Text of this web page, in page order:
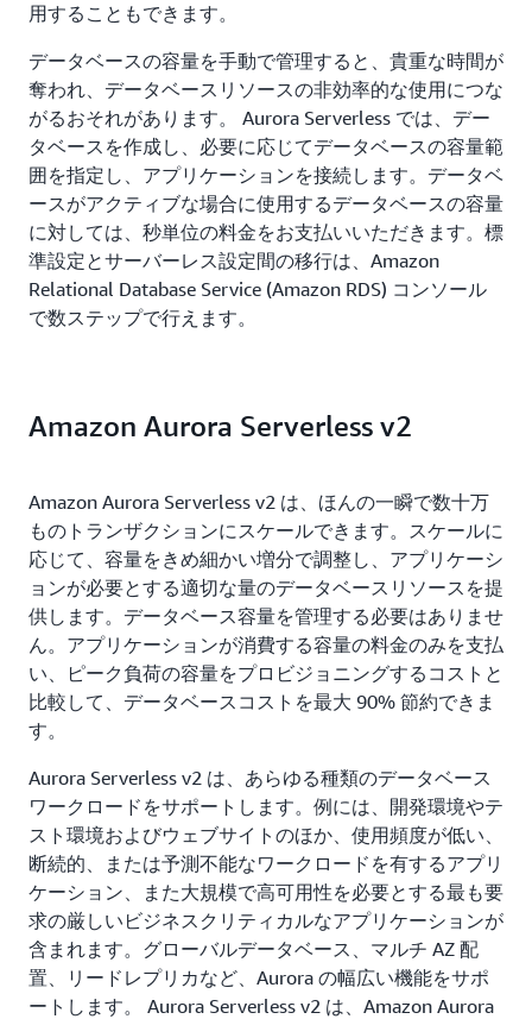
用することもできます。
データベースの容量を手動で管理すると、貴重な時間が
奪われ、データベースリソースの非効率的な使用につな
がるおそれがあります。 Aurora Serverless では、デー
タベースを作成し、必要に応じてデータベースの容量範
囲を指定し、アプリケーションを接続します。データベ
ースがアクティブな場合に使用するデータベースの容量
に対しては、秒単位の料金をお支払いいただきます。標
準設定とサーバーレス設定間の移行は、Amazon
Relational Database Service (Amazon RDS) コンソール
で数ステップで行えます。
Amazon Aurora Serverless v2
Amazon Aurora Serverless v2 は、ほんの一瞬で数十万
ものトランザクションにスケールできます。スケールに
応じて、容量をきめ細かい増分で調整し、アプリケーシ
ョンが必要とする適切な量のデータベースリソースを提
供します。データベース容量を管理する必要はありませ
ん。アプリケーションが消費する容量の料金のみを支払
い、ピーク負荷の容量をプロビジョニングするコストと
比較して、データベースコストを最大 90% 節約できま
す。
Aurora Serverless v2 は、あらゆる種類のデータベース
ワークロードをサポートします。例には、開発環境やテ
スト環境およびウェブサイトのほか、使用頻度が低い、
断続的、または予測不能なワークロードを有するアプリ
ケーション、また大規模で高可用性を必要とする最も要
求の厳しいビジネスクリティカルなアプリケーションが
含まれます。グローバルデータベース、マルチ AZ 配
置、リードレプリカなど、Aurora の幅広い機能をサポ
ートします。 Aurora Serverless v2 は、Amazon Aurora